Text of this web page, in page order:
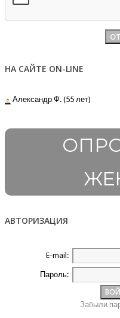
НА САЙТЕ ON-LINE
Александр Ф. (55 лет)
АВТОРИЗАЦИЯ
E-mail:
Пароль:
Забыли